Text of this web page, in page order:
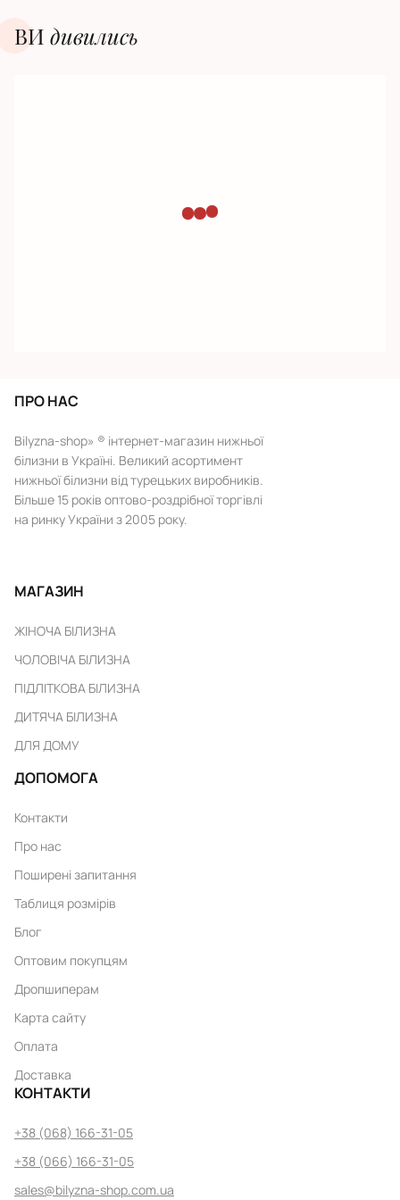
ВИ дивилиcь
ПРО НАС
Bilyzna-shop» ® інтернет-магазин нижньої
білизни в Україні. Великий асортимент
нижньої білизни від турецьких виробників.
Більше 15 років оптово-роздрібної торгівлі
на ринку України з 2005 року.
МАГАЗИН
ЖІНОЧА БІЛИЗНА
ЧОЛОВІЧА БІЛИЗНА
ПІДЛІТКОВА БІЛИЗНА
ДИТЯЧА БІЛИЗНА
ДЛЯ ДОМУ
ДОПОМОГА
Контакти
Про нас
Поширені запитання
Таблиця розмірів
Блог
Оптовим покупцям
Дропшиперам
Карта сайту
Оплата
Доставка
КОНТАКТИ
+38 (068) 166-31-05
+38 (066) 166-31-05
sales@bilyzna-shop.com.ua